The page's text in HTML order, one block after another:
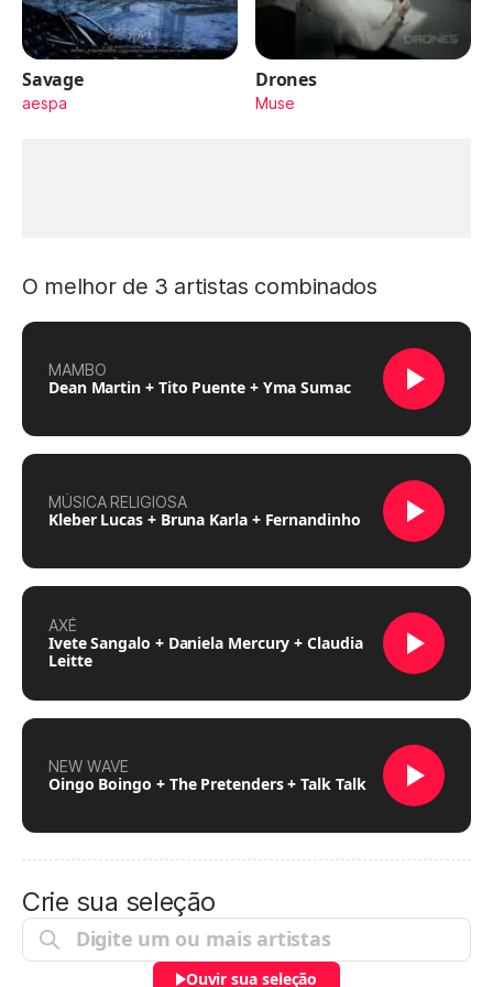
Savage
aespa
Drones
Muse
O melhor de 3 artistas combinados
MAMBO
Dean Martin + Tito Puente + Yma Sumac
MÚSICA RELIGIOSA
Kleber Lucas + Bruna Karla + Fernandinho
AXÉ
Ivete Sangalo + Daniela Mercury + Claudia
Leitte
NEW WAVE
Oingo Boingo + The Pretenders + Talk Talk
Crie sua seleção
Ouvir sua seleção